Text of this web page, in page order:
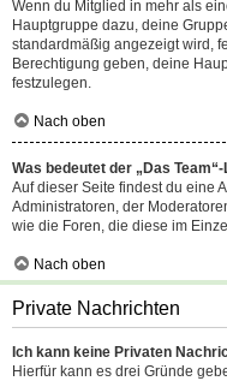
Wenn du Mitglied in mehr als
Hauptgruppe dazu, deine
standardmäßig angezeigt wird,
Berechtigung geben, deine
festzulegen.
Nach oben
Was bedeutet der „Das
Auf dieser Seite findest du eine
Administratoren, der
wie die Foren, die diese im
Nach oben
Private Nachrichten
Ich kann keine Privaten
Hierfür kann es drei Gründe